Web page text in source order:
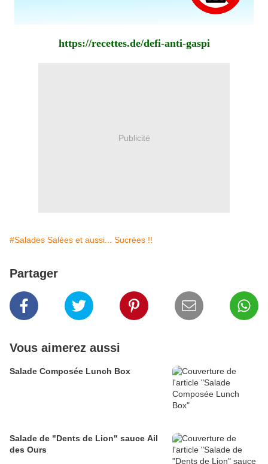
https://recettes.de/defi-anti-gaspi
Publicité
#Salades Salées et aussi... Sucrées !!
Partager
Vous aimerez aussi
Salade Composée Lunch Box
Salade de "Dents de Lion" sauce Ail
des Ours